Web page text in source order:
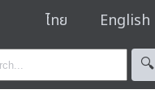
ไทย English
🔍︎